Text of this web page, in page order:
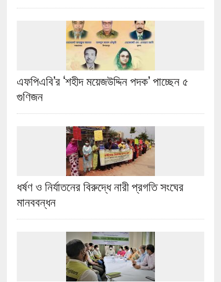
এফপিএবি’র ‘শহীদ ময়েজউদ্দিন পদক’ পাচ্ছেন ৫
গুণিজন
ধর্ষণ ও নির্যাতনের বিরুদ্ধে নারী প্রগতি সংঘের
মানববন্ধন